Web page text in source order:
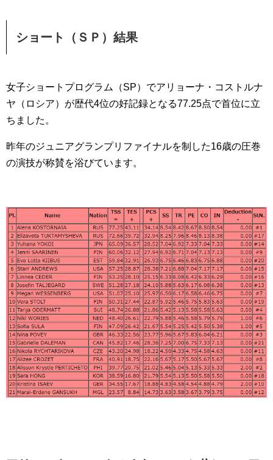
ショート（ＳＰ）結果
女子ショートプログラム（SP）でアリョーナ・コストルナ
ヤ（ロシア）が歴代4位の好記録となる77.25点で首位に立
ちました。
昨年のジュニアグランプリファイナルを制した16歳の圧巻
の演技が称賛を浴びています。